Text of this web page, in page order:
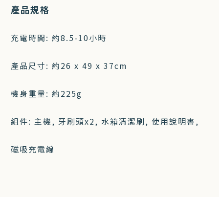
產品規格
充電時間: 約8.5-10小時
產品尺寸: 約26 x 49 x 37cm
機身重量: 約225g
組件: 主機, 牙刷頭x2, 水箱清潔刷, 使用說明書,
磁吸充電線